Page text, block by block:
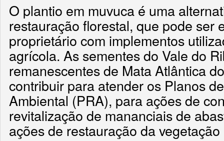
O plantio em muvuca é uma
restauração florestal, que pode ser
proprietário com implementos
agrícola. As sementes do Vale do
remanescentes de Mata Atlântica
contribuir para atender os Planos
Ambiental (PRA), para ações de
revitalização de mananciais de
ações de restauração da vegetação